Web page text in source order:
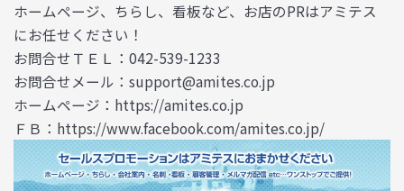
ホームページ、ちらし、看板など、お店のPRはアミテス
にお任せください！
お問合せＴＥＬ：042-539-1233
お問合せメール：support@amites.co.jp
ホームページ：https://amites.co.jp
ＦＢ：https://www.facebook.com/amites.co.jp/